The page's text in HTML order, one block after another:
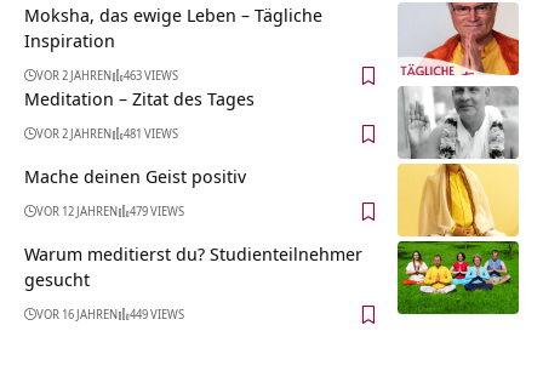
Moksha, das ewige Leben – Tägliche
Inspiration
VOR 2 JAHREN 463 VIEWS
Meditation – Zitat des Tages
VOR 2 JAHREN 481 VIEWS
Mache deinen Geist positiv
VOR 12 JAHREN 479 VIEWS
Warum meditierst du? Studienteilnehmer
gesucht
VOR 16 JAHREN 449 VIEWS